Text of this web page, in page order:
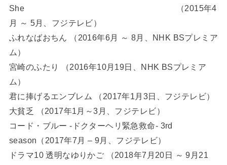
She （2015年4
月 ～ 5月、フジテレビ）
ふれなばおちん （2016年6月 ～ 8月、NHK BSプレミア
ム）
宮崎のふたり （2016年10月19日、NHK BSプレミア
ム）
君に捧げるエンブレム （2017年1月3日、フジテレビ）
大貧乏 （2017年1月～3月、フジテレビ）
コード・ブルー -ドクターヘリ緊急救命- 3rd
season（2017年7月 – 9月、フジテレビ）
ドラマ10 透明なゆりかご （2018年7月20日 ～ 9月21